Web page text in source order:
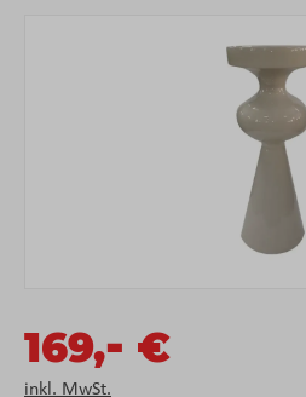
169,- €
inkl. MwSt.